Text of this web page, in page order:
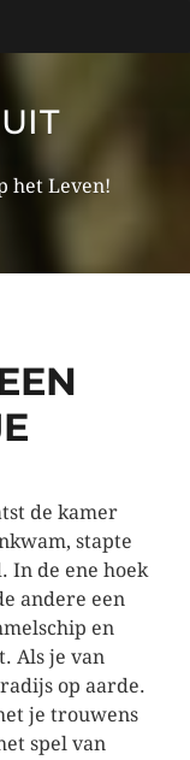
het Leven!
de kamer
stapte
In de ene hoek
andere een
en
Als je van
op aarde.
je trouwens
spel van